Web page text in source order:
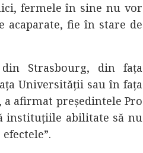
fermele în sine nu vor
fie în stare de
Strasbourg, din fața
Universității sau în fața
afirmat președintele Pro
instituțiile abilitate să nu